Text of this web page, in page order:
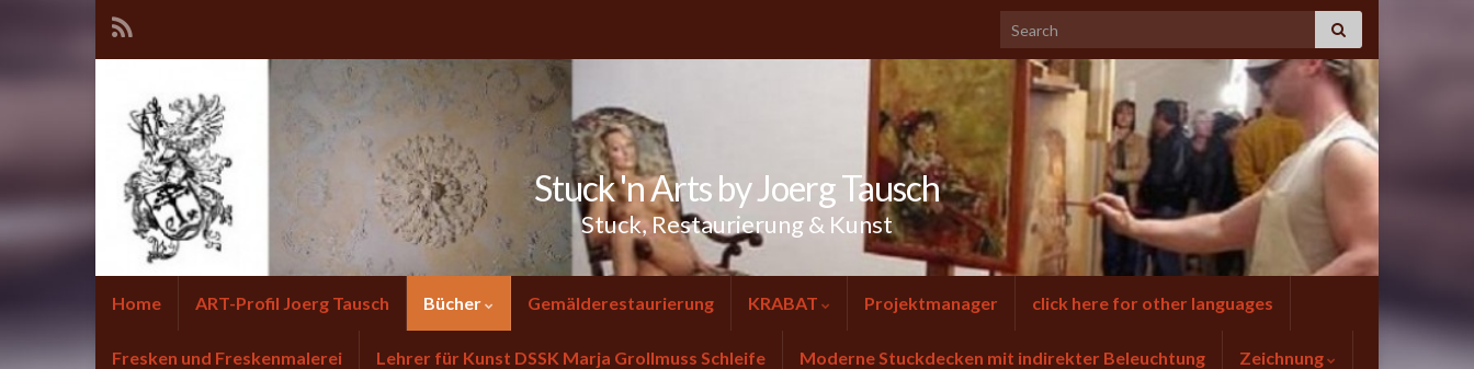
Stuck 'n Arts by Joerg Tausch
Stuck, Restaurierung & Kunst
Home ART-Profil Joerg Tausch Bücher Gemälderestaurierung KRABAT Projektmanager click here for other languages
Fresken und Freskenmalerei Lehrer für Kunst DSSK Marja Grollmuss Schleife Moderne Stuckdecken mit indirekter Beleuchtung Zeichnung